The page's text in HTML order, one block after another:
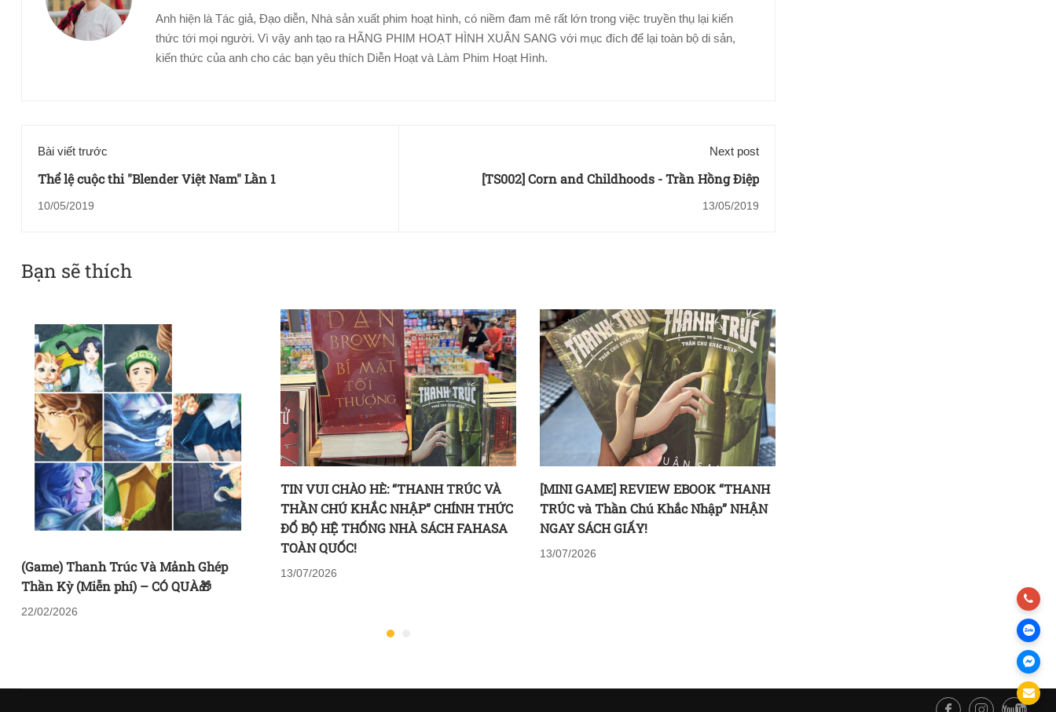
Anh hiện là Tác giả, Đạo diễn, Nhà sản xuất phim hoạt hình, có niềm đam mê rất lớn trong việc truyền thụ lại kiến
thức tới mọi người. Vì vậy anh tạo ra HÃNG PHIM HOẠT HÌNH XUÂN SANG với mục đích để lại toàn bộ di sản,
kiến thức của anh cho các bạn yêu thích Diễn Hoạt và Làm Phim Hoạt Hình.
Bài viết trước
Thể lệ cuộc thi "Blender Việt Nam" Lần 1
10/05/2019
Next post
[TS002] Corn and Childhoods - Trần Hồng Điệp
13/05/2019
Bạn sẽ thích
(Game) Thanh Trúc Và Mảnh Ghép
Thần Kỳ (Miễn phí) – CÓ QUÀ🎁
22/02/2026
TIN VUI CHÀO HÈ: “THANH TRÚC VÀ
THẦN CHÚ KHẮC NHẬP” CHÍNH THỨC
ĐỔ BỘ HỆ THỐNG NHÀ SÁCH FAHASA
TOÀN QUỐC!
13/07/2026
[MINI GAME] REVIEW EBOOK “THANH
TRÚC và Thần Chú Khắc Nhập” NHẬN
NGAY SÁCH GIẤY!
13/07/2026